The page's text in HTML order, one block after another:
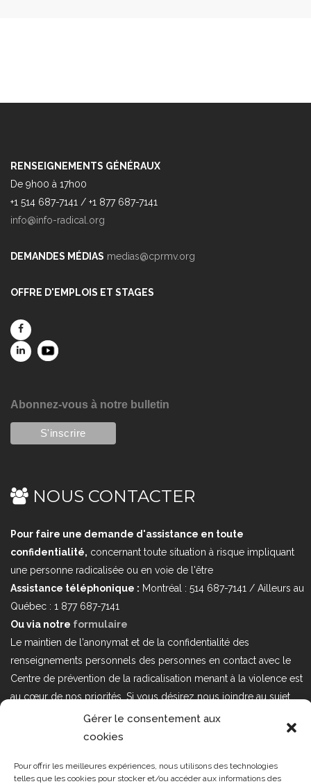
Gérer le consentement aux
cookies
Pour offrir les meilleures expériences, nous utilisons des technologies
telles que les cookies pour stocker et/ou accéder aux informations des
RENSEIGNEMENTS GÉNÉRAUX
De 9h00 à 17h00
+1 514 687-7141 / +1 877 687-7141
info@info-radical.org
DEMANDES MÉDIAS medias@cprmv.org
OFFRE D'EMPLOIS ET STAGES
Abonnez-vous à notre bulletin
NOUS CONTACTER
Pour faire une demande d'assistance en toute
confidentialité, concernant toute situation à risque impliquant
une personne radicalisée ou en voie de l'être
Assistance téléphonique : Montréal : 514 687-7141 / Ailleurs au
Québec : 1 877 687-7141
Ou via notre formulaire
Le maintien de l'anonymat et de la confidentialité des
renseignements personnels des personnes en contact avec le
Centre de prévention de la radicalisation menant à la violence est
au cœur de nos priorités. Si vous désirez nous joindre au sujet
d'enjeux sur la Loi 25 portant sur la protection des renseignements
personnels dans le secteur privé, veuillez communiquer avec
plus, consultez notrepolitique de confidentialité.